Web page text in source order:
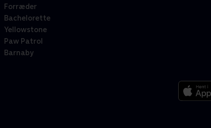
Forræder
Bachelorette
Yellowstone
Paw Patrol
Barnaby